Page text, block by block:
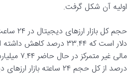
اولیه آن شکل گرفت.
دلار است که ۳۳.۴۴ درصد
درصد از کل حجم ۲۴ ساعته